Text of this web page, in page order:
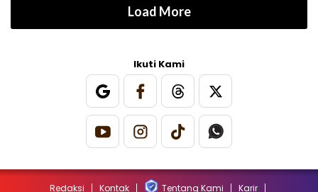
Load More
Ikuti Kami
Redaksi Kontak Tentang Kami Karir